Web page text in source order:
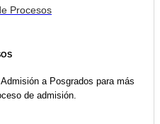
Procesos
a Posgrados para más
de admisión.